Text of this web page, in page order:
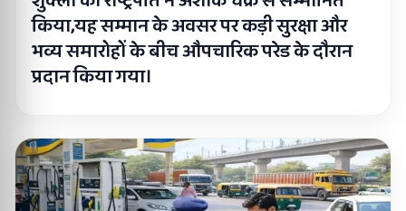
किया,यह सम्मान के अवसर पर कड़ी सुरक्षा और
भव्य समारोहों के बीच औपचारिक परेड के दौरान
प्रदान किया गया।